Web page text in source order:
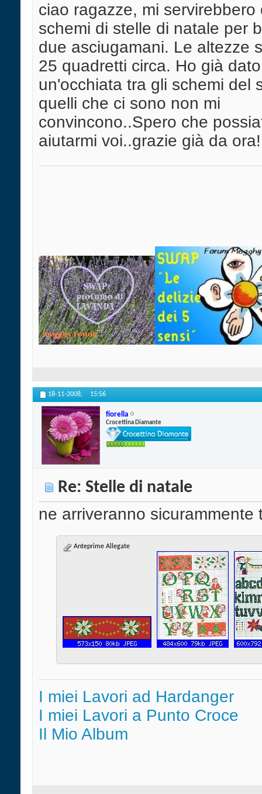
ciao ragazze, mi servirebbero
schemi di stelle di natale per
due asciugamani. Le altezze
25 quadretti circa. Ho già dato
un'occhiata tra gli schemi del
quelli che ci sono non mi
convincono..Spero che
aiutarmi voi..grazie già da
18-11-2008, 15:56
fiorella
Crocettina Diamante
Re: Stelle di natale
ne arriveranno sicurammente
Anteprime Allegate
I miei Lavori ad Hardanger
I miei Lavori a Punto Croce
Il Mio Album